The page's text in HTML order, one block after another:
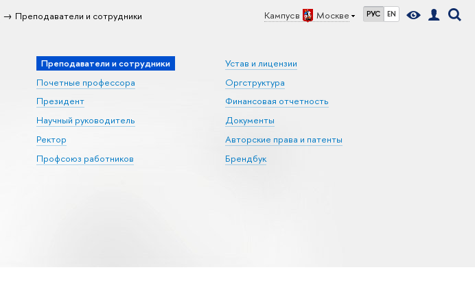
Кампус в Москве РУС EN
Преподаватели и сотрудники
Преподаватели и сотрудники
Почетные профессора
Президент
Научный руководитель
Ректор
Профсоюз работников
Устав и лицензии
Оргструктура
Финансовая отчетность
Документы
Авторские права и патенты
Брендбук